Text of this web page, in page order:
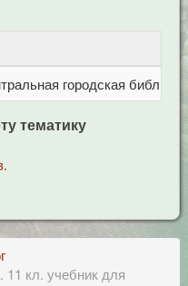
городская
тематику
11 кл. учебник для